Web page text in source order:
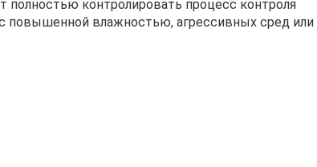
полностью контролировать процесс контроля
повышенной влажностью, агрессивных сред или